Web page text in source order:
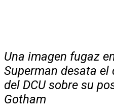
Una imagen fugaz
Superman desata
del DCU sobre su
Gotham